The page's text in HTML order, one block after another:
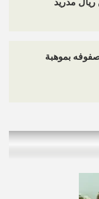
مدريد
بموهبة